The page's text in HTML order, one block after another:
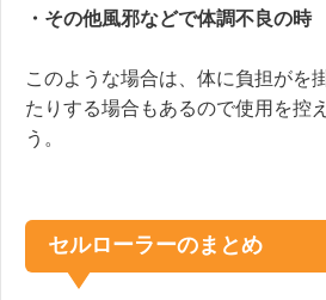
・その他風邪などで体調不良の時
このような場合は、体に負担がを
たりする場合もあるので使用を控
う。
セルローラーのまとめ